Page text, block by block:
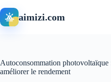
au
contenuaimizi.com
Autoconsommation photovoltaïque
améliorer le rendement